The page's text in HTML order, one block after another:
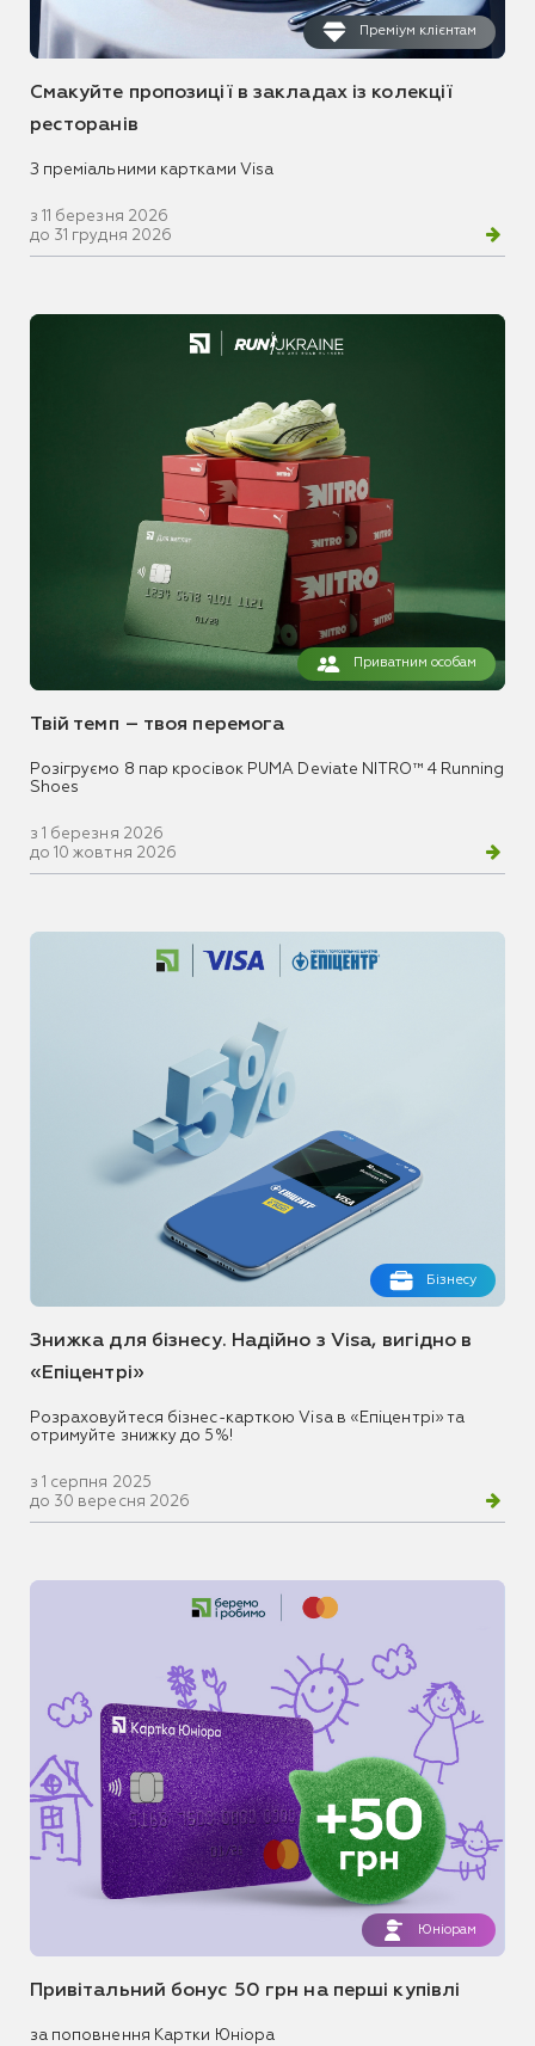
Преміум клієнтам
Смакуйте пропозиції в закладах із колекції
ресторанів
З преміальними картками Visa
з 11 березня 2026
до 31 грудня 2026
Приватним особам
Твій темп – твоя перемога
Розігруємо 8 пар кросівок PUMA Deviate NITRO™ 4 Running
Shoes
з 1 березня 2026
до 10 жовтня 2026
Бізнесу
Знижка для бізнесу. Надійно з Visa, вигідно в
«Епіцентрі»
Розраховуйтеся бізнес-карткою Visa в «Епіцентрі» та
отримуйте знижку до 5%!
з 1 серпня 2025
до 30 вересня 2026
Юніорам
Привітальний бонус 50 грн на перші купівлі
за поповнення Картки Юніора